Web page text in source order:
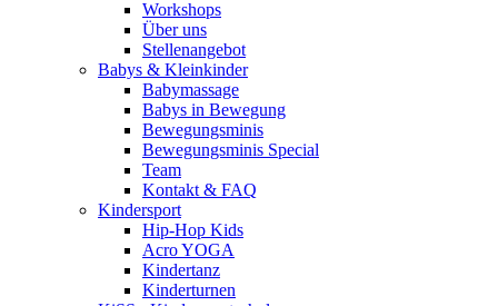
Workshops
Über uns
Stellenangebot
Babys & Kleinkinder
Babymassage
Babys in Bewegung
Bewegungsminis
Bewegungsminis Special
Team
Kontakt & FAQ
Kindersport
Hip-Hop Kids
Acro YOGA
Kindertanz
Kinderturnen